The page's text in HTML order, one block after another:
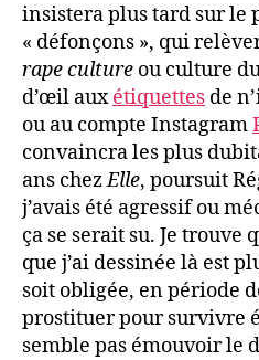
insistera plus tard sur le
« défonçons », qui
rape culture ou culture
d’œil auxétiquettes de
ou au compte Instagram
convaincra les plus
ans chezElle, poursuit
j’avais été agressif ou
ça se serait su. Je trouve
que j’ai dessinée là est
soit obligée, en période
prostituer pour survivre
semble pas émouvoir le